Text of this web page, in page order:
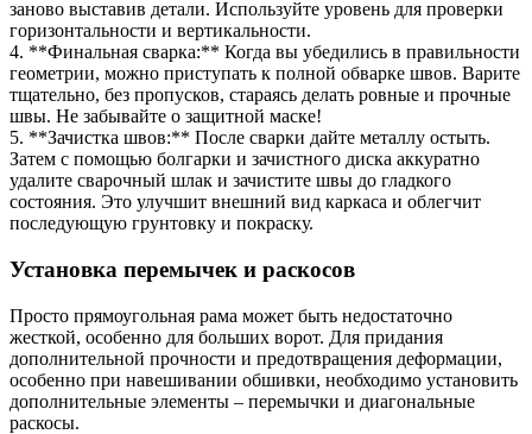
заново выставив детали. Используйте уровень для проверки
горизонтальности и вертикальности.
4. **Финальная сварка:** Когда вы убедились в правильности
геометрии, можно приступать к полной обварке швов. Варите
тщательно, без пропусков, стараясь делать ровные и прочные
швы. Не забывайте о защитной маске!
5. **Зачистка швов:** После сварки дайте металлу остыть.
Затем с помощью болгарки и зачистного диска аккуратно
удалите сварочный шлак и зачистите швы до гладкого
состояния. Это улучшит внешний вид каркаса и облегчит
последующую грунтовку и покраску.
Установка перемычек и раскосов
Просто прямоугольная рама может быть недостаточно
жесткой, особенно для больших ворот. Для придания
дополнительной прочности и предотвращения деформации,
особенно при навешивании обшивки, необходимо установить
дополнительные элементы – перемычки и диагональные
раскосы.